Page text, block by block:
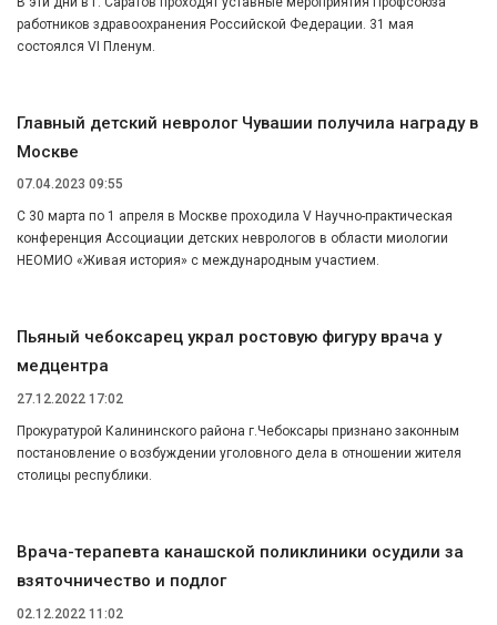
работников здравоохранения Российской Федерации. 31 мая
состоялся VI Пленум.
Главный детский невролог Чувашии получила награду в
Москве
07.04.2023 09:55
С 30 марта по 1 апреля в Москве проходила V Научно-практическая
конференция Ассоциации детских неврологов в области миологии
НЕОМИО «Живая история» с международным участием.
Пьяный чебоксарец украл ростовую фигуру врача у
медцентра
27.12.2022 17:02
Прокуратурой Калининского района г.Чебоксары признано законным
постановление о возбуждении уголовного дела в отношении жителя
столицы республики.
Врача-терапевта канашской поликлиники осудили за
взяточничество и подлог
02.12.2022 11:02